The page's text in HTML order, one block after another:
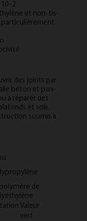
2
et non-tis­
des joints par
béton et pan­
à ré­parer des
et sols.
sou­mis à
de
Valeur
vert